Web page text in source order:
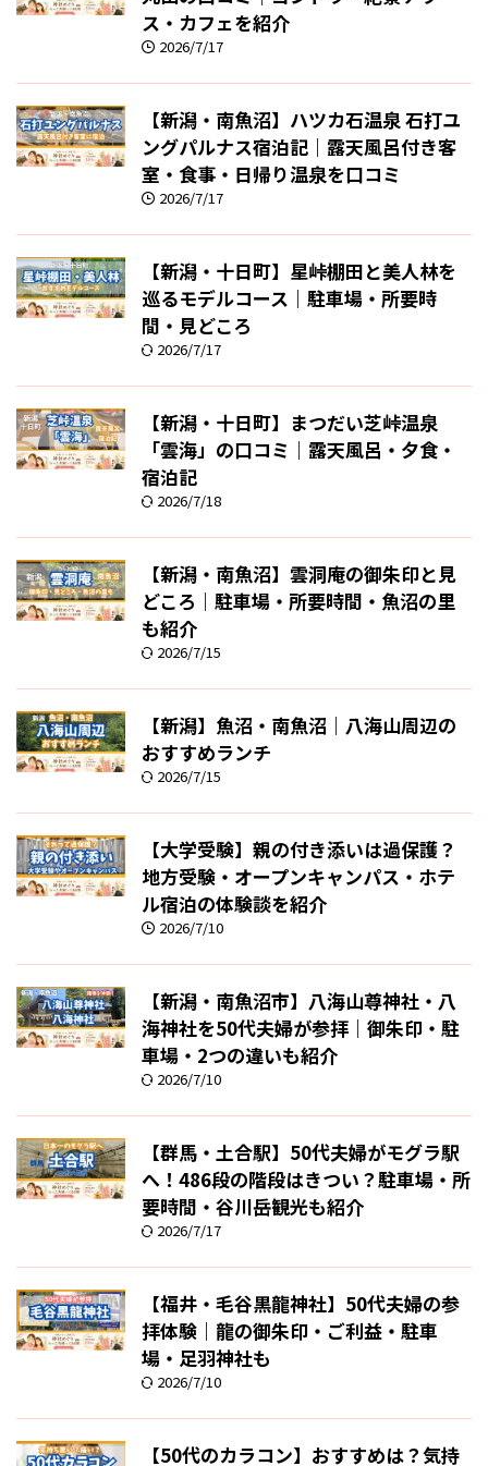
ス・カフェを紹介
2026/7/17
【新潟・南魚沼】ハツカ石温泉 石打ユ
ングパルナス宿泊記｜露天風呂付き客
室・食事・日帰り温泉を口コミ
2026/7/17
【新潟・十日町】星峠棚田と美人林を
巡るモデルコース｜駐車場・所要時
間・見どころ
2026/7/17
【新潟・十日町】まつだい芝峠温泉
「雲海」の口コミ｜露天風呂・夕食・
宿泊記
2026/7/18
【新潟・南魚沼】雲洞庵の御朱印と見
どころ｜駐車場・所要時間・魚沼の里
も紹介
2026/7/15
【新潟】魚沼・南魚沼｜八海山周辺の
おすすめランチ
2026/7/15
【大学受験】親の付き添いは過保護？
地方受験・オープンキャンパス・ホテ
ル宿泊の体験談を紹介
2026/7/10
【新潟・南魚沼市】八海山尊神社・八
海神社を50代夫婦が参拝｜御朱印・駐
車場・2つの違いも紹介
2026/7/10
【群馬・土合駅】50代夫婦がモグラ駅
へ！486段の階段はきつい？駐車場・所
要時間・谷川岳観光も紹介
2026/7/17
【福井・毛谷黒龍神社】50代夫婦の参
拝体験｜龍の御朱印・ご利益・駐車
場・足羽神社も
2026/7/10
【50代のカラコン】おすすめは？気持